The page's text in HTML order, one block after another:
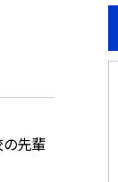
先輩